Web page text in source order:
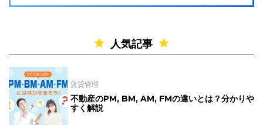
人気記事
賃貸管理
不動産のPM, BM, AM, FMの違いとは？分かりや
すく解説